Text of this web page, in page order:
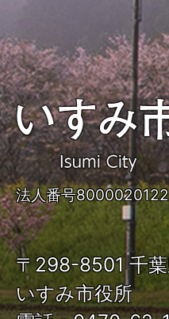
い
す
み
市
ISUMI
City
法人番号
〒298-8501 千
いすみ市役所